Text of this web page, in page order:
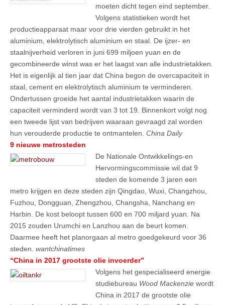
moeten dicht tegen eind september.
Volgens statistieken wordt het
productieapparaat maar voor drie vierden gebruikt in het
aluminium, elektrolytisch aluminium en staal. De ijzer- en
staalnijverheid verloren in juni 699 miljoen yuan en de
gecombineerde winst was er het laagst van alle industrietakken.
Het is eigenlijk al tien jaar dat China begon de overcapaciteit in
staal, cement en elektrolytisch aluminium te verminderen.
Ondertussen groeide het aantal industrietakken waarin de
capaciteit verminderd wordt van 3 tot 19. Binnenkort volgt nog
een tweede lijst van bedrijven waaraan gevraagd zal worden
hun verouderde productie te ontmantelen. China Daily
9 nieuwe metrosteden
De Nationale Ontwikkelings-en
Hervormingscommissie wil dat 9
steden de komende 3 jaren een
metro krijgen en deze steden zijn Qingdao, Wuxi, Changzhou,
Fuzhou, Dongguan, Zhengzhou, Changsha, Nanchang en
Harbin. De kost beloopt tussen 600 en 700 miljard yuan. Na
2015 zouden Urumchi en Lanzhou aan de beurt komen.
Daarmee heeft het planorgaan al metro goedgekeurd voor 36
steden. wantchinatimes
“China in 2017 grootste olie invoerder”
Volgens het gespecialiseerd energie
studiebureau Wood Mackenzie wordt
China in 2017 de grootste olie